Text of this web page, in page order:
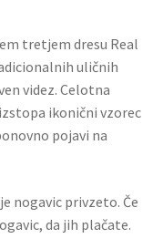
tretjem dresu Real
uličnih
videz. Celotna
ikonični vzorec
pojavi na
nogavic privzeto. Če
da jih plačate.